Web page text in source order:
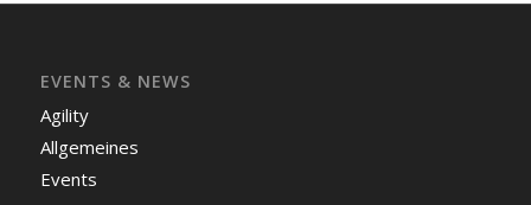
EVENTS & NEWS
Agility
Allgemeines
Events